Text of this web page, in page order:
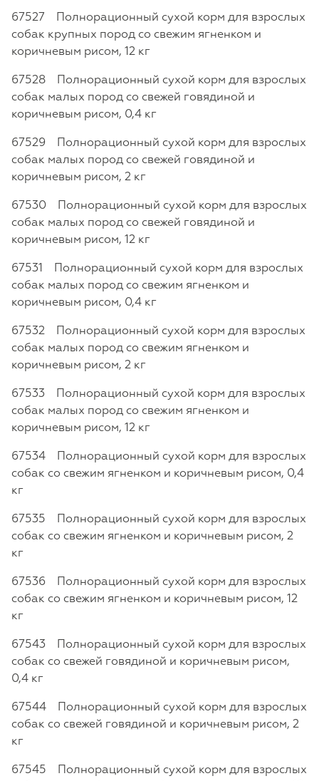
67527 Полнорационный сухой корм для взрослых
собак крупных пород со свежим ягненком и
коричневым рисом, 12 кг
67528 Полнорационный сухой корм для взрослых
собак малых пород со свежей говядиной и
коричневым рисом, 0,4 кг
67529 Полнорационный сухой корм для взрослых
собак малых пород со свежей говядиной и
коричневым рисом, 2 кг
67530 Полнорационный сухой корм для взрослых
собак малых пород со свежей говядиной и
коричневым рисом, 12 кг
67531 Полнорационный сухой корм для взрослых
собак малых пород со свежим ягненком и
коричневым рисом, 0,4 кг
67532 Полнорационный сухой корм для взрослых
собак малых пород со свежим ягненком и
коричневым рисом, 2 кг
67533 Полнорационный сухой корм для взрослых
собак малых пород со свежим ягненком и
коричневым рисом, 12 кг
67534 Полнорационный сухой корм для взрослых
собак со свежим ягненком и коричневым рисом, 0,4
кг
67535 Полнорационный сухой корм для взрослых
собак со свежим ягненком и коричневым рисом, 2
кг
67536 Полнорационный сухой корм для взрослых
собак со свежим ягненком и коричневым рисом, 12
кг
67543 Полнорационный сухой корм для взрослых
собак со свежей говядиной и коричневым рисом,
0,4 кг
67544 Полнорационный сухой корм для взрослых
собак со свежей говядиной и коричневым рисом, 2
кг
67545 Полнорационный сухой корм для взрослых